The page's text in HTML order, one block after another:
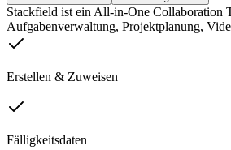
Stackfield ist ein All-in-One Collaboration
Aufgabenverwaltung, Projektplanung,
Erstellen & Zuweisen
Fälligkeitsdaten